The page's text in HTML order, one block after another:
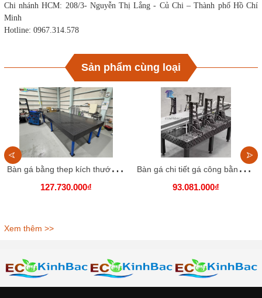
Chi nhánh HCM: 208/3- Nguyễn Thị Lắng - Củ Chi – Thành phố Hồ Chí
Minh
Hotline: 0967.314.578
Sản phẩm cùng loại
B
àn gá bằng thep kích thước 2400x1200 lỗ D28
127.730.000₫
B
àn gá chi tiết gá công bằng gang, kích thước 2000x1500 lỗ D16
93.081.000₫
Xem thêm >>